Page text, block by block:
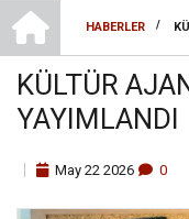
SAYFA
YOLU
HABERLER
/
KÜLTÜR
YAYIMLANDI
May 22 2026 0